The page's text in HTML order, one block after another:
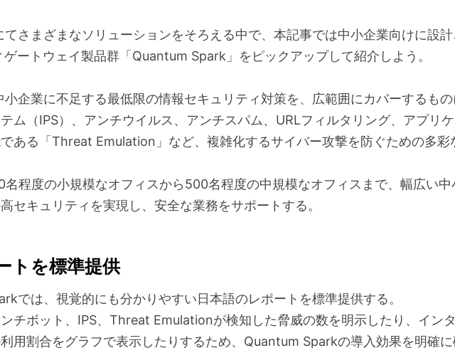
さまざまなソリューションをそろえる中で、本記事では中小企業向けに設
ートウェイ製品群「Quantum Spark」をピックアップして紹介しよう。
企業に不足する最低限の情報セキュリティ対策を、広範囲にカバーするも
ム（IPS）、アンチウイルス、アンチスパム、URLフィルタリング、アプリ
ある「Threat Emulation」など、複雑化するサイバー攻撃を防ぐための多彩
程度の小規模なオフィスから500名程度の中規模なオフィスまで、幅広い
セキュリティを実現し、安全な業務をサポートする。
トを標準提供
では、視覚的にも分かりやすい日本語のレポートを標準提供する。
チボット、IPS、Threat Emulationが検知した脅威の数を明示したり、イン
用割合をグラフで表示したりするため、Quantum Sparkの導入効果を明確